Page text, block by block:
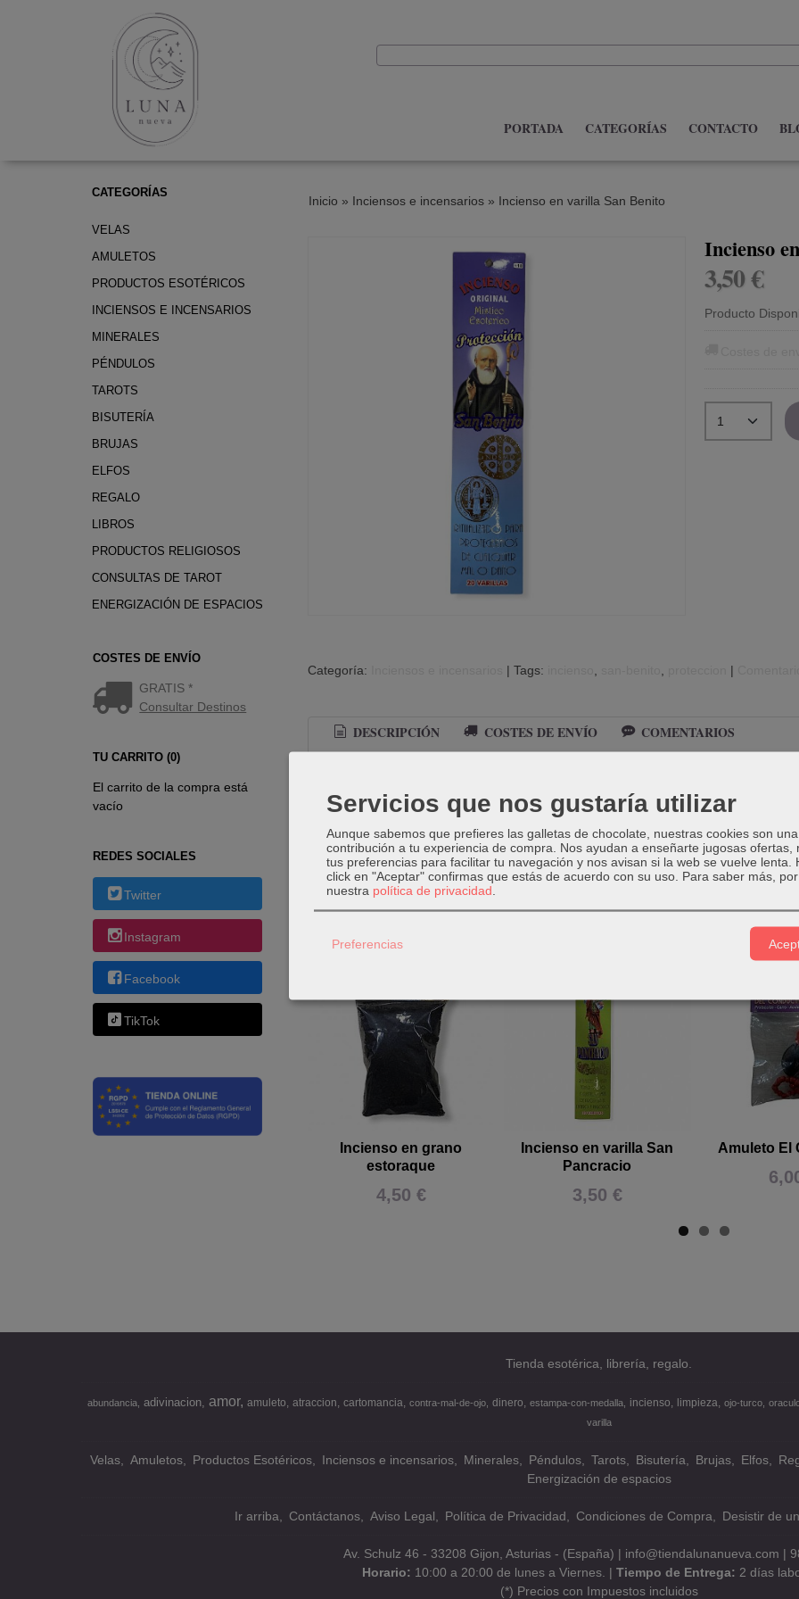
PORTADA CATEGORÍAS CONTACTO
CATEGORÍAS
VELAS
AMULETOS
PRODUCTOS ESOTÉRICOS
INCIENSOS E INCENSARIOS
MINERALES
PÉNDULOS
TAROTS
BISUTERÍA
BRUJAS
ELFOS
REGALO
LIBROS
PRODUCTOS RELIGIOSOS
CONSULTAS DE TAROT
ENERGIZACIÓN DE ESPACIOS
COSTES DE ENVÍO
GRATIS *
Consultar Destinos
TU CARRITO (0)
El carrito de la compra está
vacío
REDES SOCIALES
Twitter
Instagram
Facebook
TikTok
Inicio » Inciensos e incensarios» Incienso en varilla San Benito
3,50 €
Producto
Categoría: | Tags: |
DESCRIPCIÓN COSTES DE ENVÍO COMENTARIOS
Contenido del envase 20 varillas.
Productos Relacionados
Incienso en grano
estoraque
4,50 €
Incienso en varilla San
Pancracio
3,50 €
Amuleto El
Tienda esotérica, librería, regalo.
abundancia adivinacion amor amuleto atraccion cartomancia contra-mal-de-ojo dinero estampa-con-medalla incienso limpieza ojo-turco
varilla
Velas Amuletos Productos Esotéricos Inciensos e incensarios Minerales Péndulos Tarots Bisutería Brujas Elfos
Energización de espacios
Ir arriba Contáctanos Aviso Legal Política de Privacidad Condiciones de Compra Desistir de
Av. Schulz 46 - 33208 Gijon, Asturias - (España) | info@tiendalunanueva.com |
Horario: 10:00 a 20:00 de lunes a Viernes. | Tiempo de Entrega: 2 días
(*) Precios con Impuestos incluidos
Servicios que nos gustaría utilizar
Aunque sabemos que prefieres las galletas de chocolate, nuestras cookies son
contribución a tu experiencia de compra. Nos ayudan a enseñarte jugosas ofertas,
tus preferencias para facilitar tu navegación y nos avisan si la web se vuelve lenta.
click en "Aceptar" confirmas que estás de acuerdo con su uso. Para saber más,
nuestra política de privacidad
Preferencias